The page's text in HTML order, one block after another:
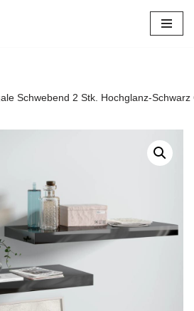
Schwebend 2 Stk. Hochglanz-